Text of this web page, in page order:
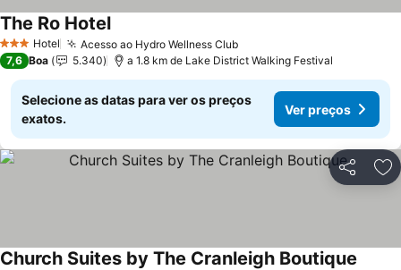
3 EstrelasHotel Acesso ao Hydro Wellness ClubVer preços
The Ro HotelVer preços
7,6 Boa 5.340 a 1.8 km de Lake District Walking Festival
Selecione as datas para ver os preços
exatos.
Ver preços
Partilhar
Church Suites by The Cranleigh Boutique